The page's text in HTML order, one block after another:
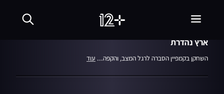
אביב אלוש והדגל
ארץ נהדרת
השחקן בקמפיין הסברה לרגל המצב, והקפה... עוד